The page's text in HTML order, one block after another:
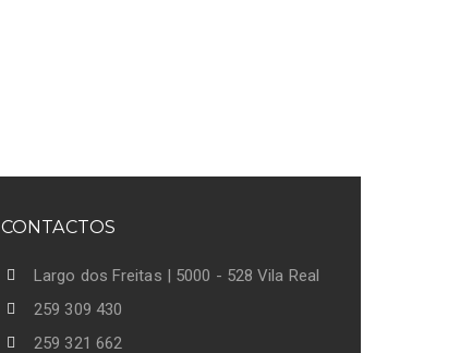
CONTACTOS
Largo dos Freitas | 5000 - 528 Vila Real
259 309 430
259 321 662